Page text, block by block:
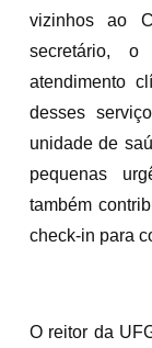
vizinhos ao
secretário,
atendimento
desses
unidade de
pequenas
também
check-in para
O reitor da